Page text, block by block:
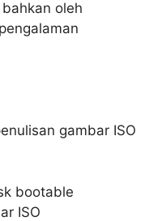
oleh
gambar ISO
bootable
ISO